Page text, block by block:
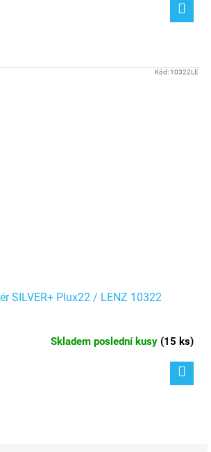
SILVER+ Plux22 / LENZ 10322
Skladem poslední kusy (15 ks)
Kód: 10322LE